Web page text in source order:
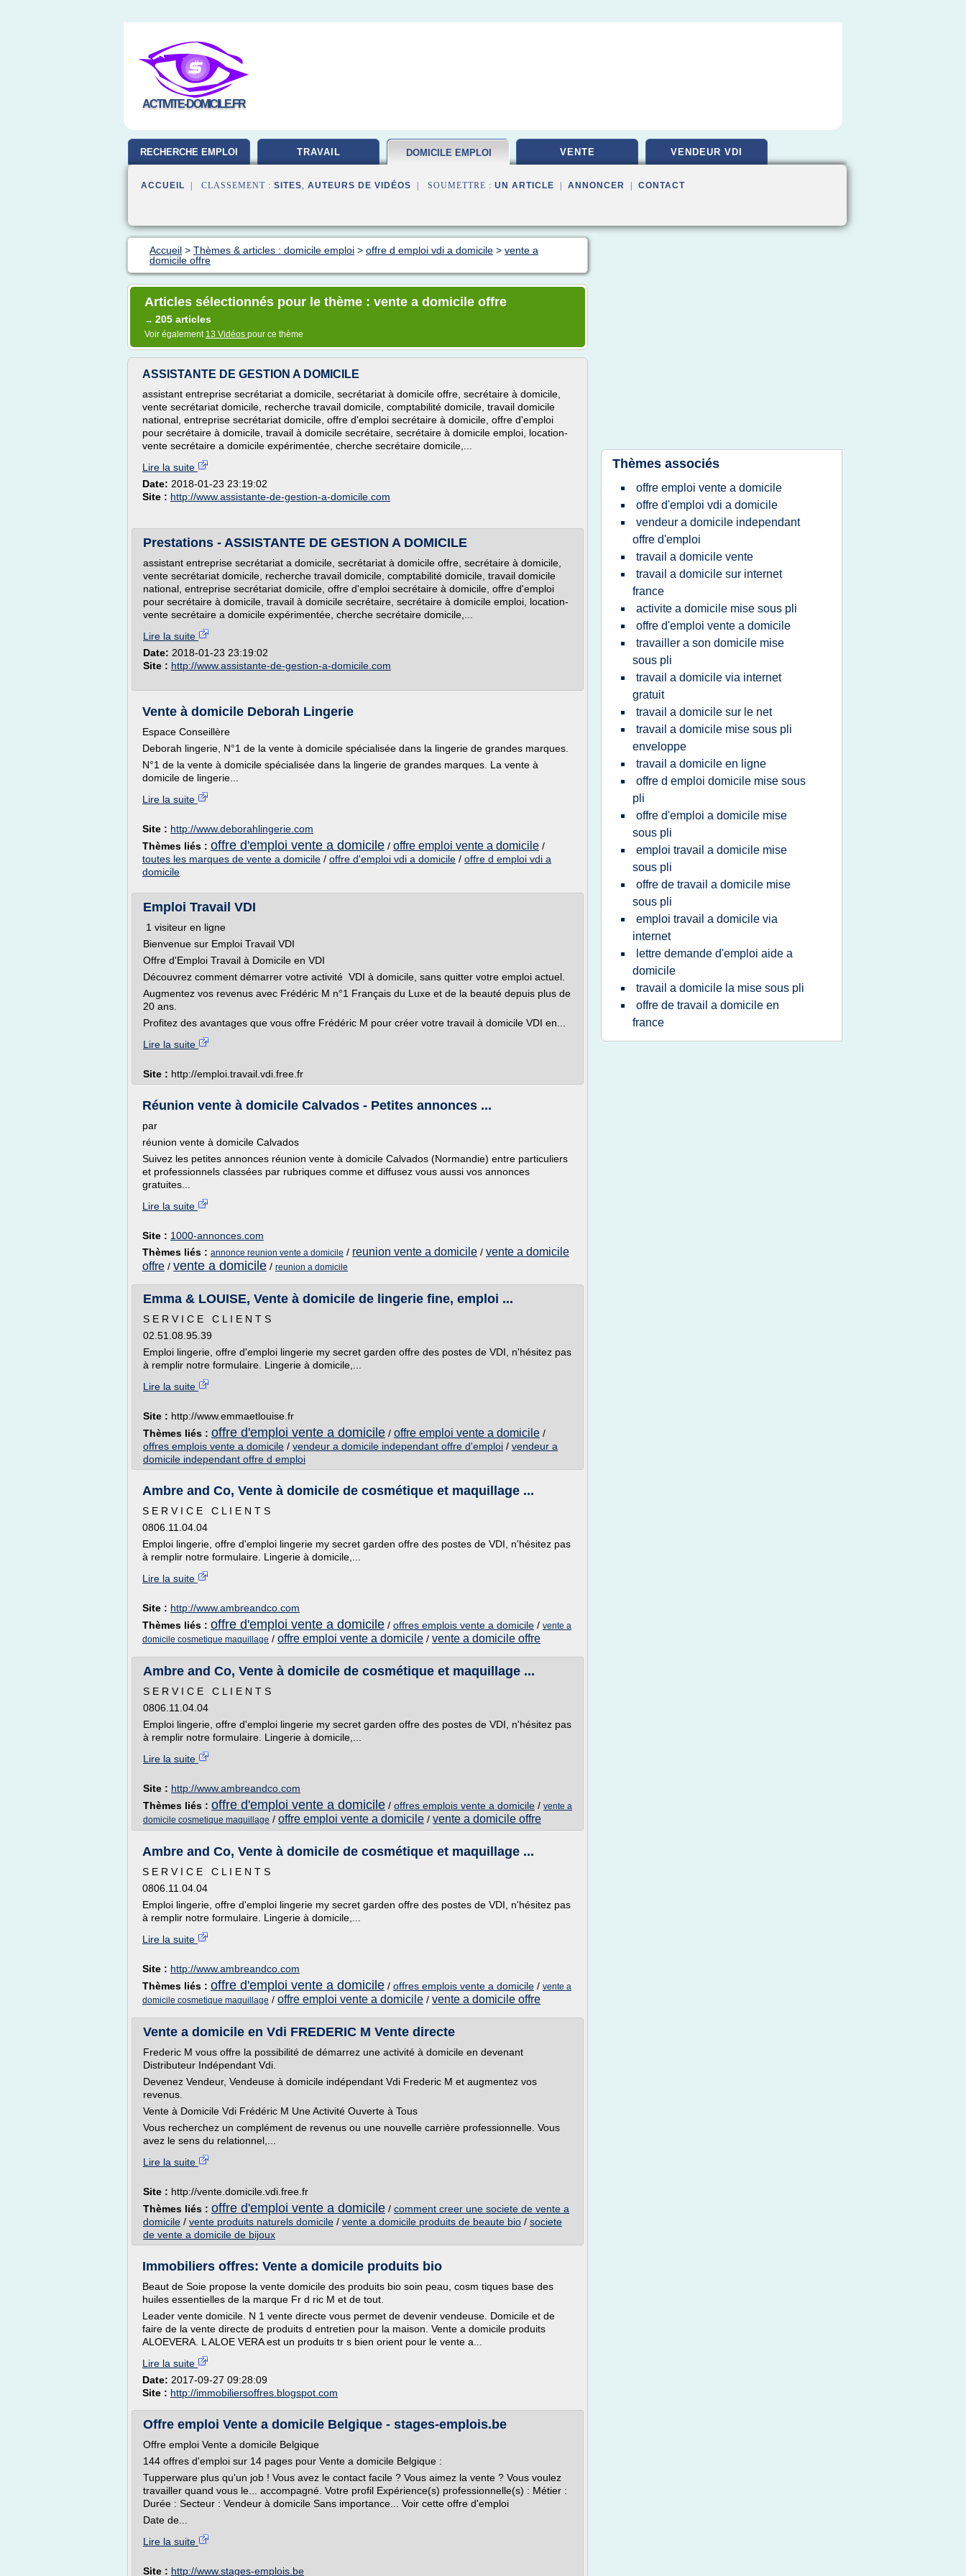
ACTIVITE-DOMICILE.FR
RECHERCHE EMPLOI TRAVAIL DOMICILE EMPLOI VENTE VENDEUR VDI
ACCUEIL | CLASSEMENT : SITES, AUTEURS DE VIDÉOS | SOUMETTRE : UN ARTICLE ANNONCER CONTACT
Accueil > Thèmes & articles : domicile emploi > offre d emploi vdi a domicile > vente a
domicile offre
Articles sélectionnés pour le thème : vente a domicile offre
→ 205 articles
Voir également 13 Vidéos pour ce thème
ASSISTANTE DE GESTION A DOMICILE
assistant entreprise secrétariat a domicile, secrétariat à domicile offre, secrétaire à domicile,
vente secrétariat domicile, recherche travail domicile, comptabilité domicile, travail domicile
national, entreprise secrétariat domicile, offre d'emploi secrétaire à domicile, offre d'emploi
pour secrétaire à domicile, travail à domicile secrétaire, secrétaire à domicile emploi, location-
vente secrétaire a domicile expérimentée, cherche secrétaire domicile,...
Lire la suite
Date: 2018-01-23 23:19:02
Site : http://www.assistante-de-gestion-a-domicile.com
Prestations - ASSISTANTE DE GESTION A DOMICILE
assistant entreprise secrétariat a domicile, secrétariat à domicile offre, secrétaire à domicile,
vente secrétariat domicile, recherche travail domicile, comptabilité domicile, travail domicile
national, entreprise secrétariat domicile, offre d'emploi secrétaire à domicile, offre d'emploi
pour secrétaire à domicile, travail à domicile secrétaire, secrétaire à domicile emploi, location-
vente secrétaire a domicile expérimentée, cherche secrétaire domicile,...
Lire la suite
Date: 2018-01-23 23:19:02
Site : http://www.assistante-de-gestion-a-domicile.com
Vente à domicile Deborah Lingerie
Espace Conseillère
Deborah lingerie, N°1 de la vente à domicile spécialisée dans la lingerie de grandes marques.
N°1 de la vente à domicile spécialisée dans la lingerie de grandes marques. La vente à
domicile de lingerie...
Lire la suite
Site : http://www.deborahlingerie.com
Thèmes liés : offre d'emploi vente a domicile / offre emploi vente a domicile /
toutes les marques de vente a domicile / offre d'emploi vdi a domicile / offre d emploi vdi a
domicile
Emploi Travail VDI
1 visiteur en ligne
Bienvenue sur Emploi Travail VDI
Offre d'Emploi Travail à Domicile en VDI
Découvrez comment démarrer votre activité VDI à domicile, sans quitter votre emploi actuel.
Augmentez vos revenus avec Frédéric M n°1 Français du Luxe et de la beauté depuis plus de
20 ans.
Profitez des avantages que vous offre Frédéric M pour créer votre travail à domicile VDI en...
Lire la suite
Site : http://emploi.travail.vdi.free.fr
Réunion vente à domicile Calvados - Petites annonces ...
par
réunion vente à domicile Calvados
Suivez les petites annonces réunion vente à domicile Calvados (Normandie) entre particuliers
et professionnels classées par rubriques comme et diffusez vous aussi vos annonces
gratuites...
Lire la suite
Site : 1000-annonces.com
Thèmes liés : annonce reunion vente a domicile / reunion vente a domicile / vente a domicile
offre / vente a domicile / reunion a domicile
Emma & LOUISE, Vente à domicile de lingerie fine, emploi ...
S E R V I C E C L I E N T S
02.51.08.95.39
Emploi lingerie, offre d'emploi lingerie my secret garden offre des postes de VDI, n'hésitez pas
à remplir notre formulaire. Lingerie à domicile,...
Lire la suite
Site : http://www.emmaetlouise.fr
Thèmes liés : offre d'emploi vente a domicile / offre emploi vente a domicile /
offres emplois vente a domicile / vendeur a domicile independant offre d'emploi / vendeur a
domicile independant offre d emploi
Ambre and Co, Vente à domicile de cosmétique et maquillage ...
S E R V I C E C L I E N T S
0806.11.04.04
Emploi lingerie, offre d'emploi lingerie my secret garden offre des postes de VDI, n'hésitez pas
à remplir notre formulaire. Lingerie à domicile,...
Lire la suite
Site : http://www.ambreandco.com
Thèmes liés : offre d'emploi vente a domicile / offres emplois vente a domicile / vente a
domicile cosmetique maquillage / offre emploi vente a domicile / vente a domicile offre
Ambre and Co, Vente à domicile de cosmétique et maquillage ...
S E R V I C E C L I E N T S
0806.11.04.04
Emploi lingerie, offre d'emploi lingerie my secret garden offre des postes de VDI, n'hésitez pas
à remplir notre formulaire. Lingerie à domicile,...
Lire la suite
Site : http://www.ambreandco.com
Thèmes liés : offre d'emploi vente a domicile / offres emplois vente a domicile / vente a
domicile cosmetique maquillage / offre emploi vente a domicile / vente a domicile offre
Ambre and Co, Vente à domicile de cosmétique et maquillage ...
S E R V I C E C L I E N T S
0806.11.04.04
Emploi lingerie, offre d'emploi lingerie my secret garden offre des postes de VDI, n'hésitez pas
à remplir notre formulaire. Lingerie à domicile,...
Lire la suite
Site : http://www.ambreandco.com
Thèmes liés : offre d'emploi vente a domicile / offres emplois vente a domicile / vente a
domicile cosmetique maquillage / offre emploi vente a domicile / vente a domicile offre
Vente a domicile en Vdi FREDERIC M Vente directe
Frederic M vous offre la possibilité de démarrez une activité à domicile en devenant
Distributeur Indépendant Vdi.
Devenez Vendeur, Vendeuse à domicile indépendant Vdi Frederic M et augmentez vos
revenus.
Vente à Domicile Vdi Frédéric M Une Activité Ouverte à Tous
Vous recherchez un complément de revenus ou une nouvelle carrière professionnelle. Vous
avez le sens du relationnel,...
Lire la suite
Site : http://vente.domicile.vdi.free.fr
Thèmes liés : offre d'emploi vente a domicile / comment creer une societe de vente a
domicile / vente produits naturels domicile / vente a domicile produits de beaute bio / societe
de vente a domicile de bijoux
Immobiliers offres: Vente a domicile produits bio
Beaut de Soie propose la vente domicile des produits bio soin peau, cosm tiques base des
huiles essentielles de la marque Fr d ric M et de tout.
Leader vente domicile. N 1 vente directe vous permet de devenir vendeuse. Domicile et de
faire de la vente directe de produits d entretien pour la maison. Vente a domicile produits
ALOEVERA. L ALOE VERA est un produits tr s bien orient pour le vente a...
Lire la suite
Date: 2017-09-27 09:28:09
Site : http://immobiliersoffres.blogspot.com
Offre emploi Vente a domicile Belgique - stages-emplois.be
Offre emploi Vente a domicile Belgique
144 offres d'emploi sur 14 pages pour Vente a domicile Belgique :
Tupperware plus qu'un job ! Vous avez le contact facile ? Vous aimez la vente ? Vous voulez
travailler quand vous le... accompagné. Votre profil Expérience(s) professionnelle(s) : Métier :
Durée : Secteur : Vendeur à domicile Sans importance... Voir cette offre d'emploi
Date de...
Lire la suite
Site : http://www.stages-emplois.be
Thèmes associés
offre emploi vente a domicile
offre d'emploi vdi a domicile
vendeur a domicile independant
offre d'emploi
travail a domicile vente
travail a domicile sur internet
france
activite a domicile mise sous pli
offre d'emploi vente a domicile
travailler a son domicile mise
sous pli
travail a domicile via internet
gratuit
travail a domicile sur le net
travail a domicile mise sous pli
enveloppe
travail a domicile en ligne
offre d emploi domicile mise sous
pli
offre d'emploi a domicile mise
sous pli
emploi travail a domicile mise
sous pli
offre de travail a domicile mise
sous pli
emploi travail a domicile via
internet
lettre demande d'emploi aide a
domicile
travail a domicile la mise sous pli
offre de travail a domicile en
france